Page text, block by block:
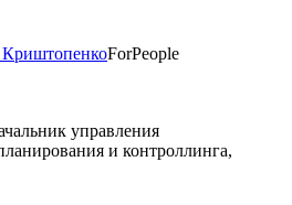
ForPeople
управления
и контроллинга,